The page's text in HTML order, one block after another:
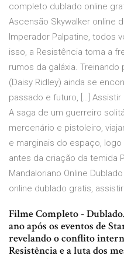
completo dublado online
Ascensão Skywalker online
Imperador Palpatine, todos
isso, a Resistência toma a
rumos da galáxia.
(Daisy Ridley) ainda se
passado e futuro, […] Assistir
A saga de um guerreiro
mercenário e pistoleiro,
e marginais do espaço,
antes da criação da temida
Mandaloriano Online
online dublado gratis,
Filme Completo -
ano após os eventos de
revelando o conflito
Resistência e a luta dos